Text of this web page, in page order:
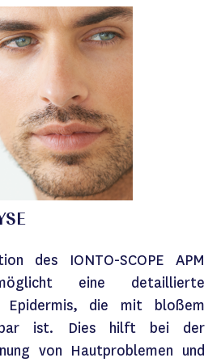
des IONTO-SCOPE APM
eine detaillierte
Epidermis, die mit bloßem
ist. Dies hilft bei der
von Hautproblemen und